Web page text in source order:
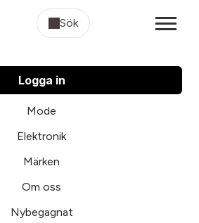
Sök
Logga in
Mode
Elektronik
Märken
Om oss
Nybegagnat